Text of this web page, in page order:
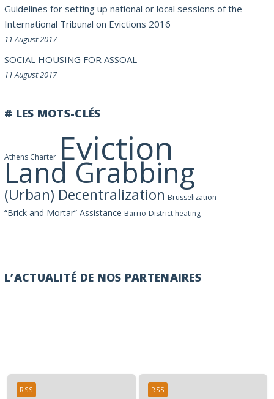
Guidelines for setting up national or local sessions of the
International Tribunal on Evictions 2016
11 August 2017
SOCIAL HOUSING FOR ASSOAL
11 August 2017
# LES MOTS-CLÉS
Athens Charter Eviction
Land Grabbing
(Urban) Decentralization Brusselization
“Brick and Mortar” Assistance Barrio District heating
L’ACTUALITÉ DE NOS PARTENAIRES
RSS RSS